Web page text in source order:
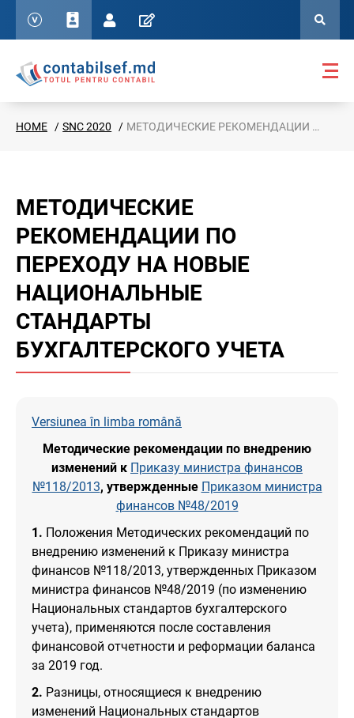
HOME SNC 2020 МЕТОДИЧЕСКИЕ РЕКОМЕНДАЦИИ ПО ПЕРЕХОДУ НА НОВЫЕ НАЦИОНАЛЬНЫЕ СТАНДАРТЫ БУХГАЛТЕРСКОГО УЧЕТА
МЕТОДИЧЕСКИЕ
РЕКОМЕНДАЦИИ ПО
ПЕРЕХОДУ НА НОВЫЕ
НАЦИОНАЛЬНЫЕ
СТАНДАРТЫ
БУХГАЛТЕРСКОГО УЧЕТА
Versiunea în limba română
Методические рекомендации по внедрению
изменений к Приказу министра финансов
№118/2013, утвержденные Приказом министра
финансов №48/2019
1. Положения Методических рекомендаций по
внедрению изменений к Приказу министра
финансов №118/2013, утвержденных Приказом
министра финансов №48/2019 (по изменению
Национальных стандартов бухгалтерского
учета), применяются после составления
финансовой отчетности и реформации баланса
за 2019 год.
2. Разницы, относящиеся к внедрению
изменений Национальных стандартов